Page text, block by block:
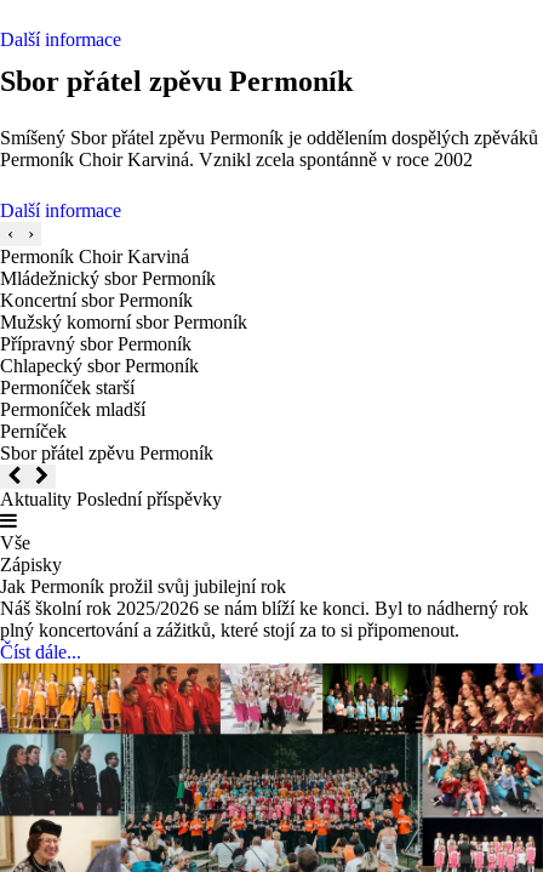
Další informace
Sbor přátel zpěvu Permoník
Smíšený Sbor přátel zpěvu Permoník je oddělením dospělých zpěváků
Permoník Choir Karviná. Vznikl zcela spontánně v roce 2002
Další informace
‹
›
Permoník Choir Karviná
Mládežnický sbor Permoník
Koncertní sbor Permoník
Mužský komorní sbor Permoník
Přípravný sbor Permoník
Chlapecký sbor Permoník
Permoníček starší
Permoníček mladší
Perníček
Sbor přátel zpěvu Permoník
Aktuality Poslední příspěvky
Vše
Zápisky
Jak Permoník prožil svůj jubilejní rok
Náš školní rok 2025/2026 se nám blíží ke konci. Byl to nádherný rok
plný koncertování a zážitků, které stojí za to si připomenout.
Číst dále...